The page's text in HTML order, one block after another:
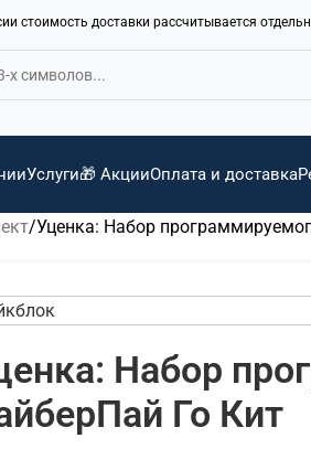
стоимость доставки рассчитывается
Услуги🎁 АкцииОплата и доставка
Уценка: Набор
Набор
Го Кит